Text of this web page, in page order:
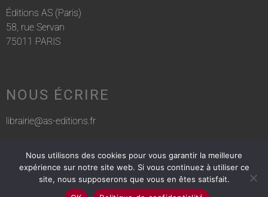
Éditions AS (Paris)
58, rue Servan
75011 PARIS
NOUS ÉCRIRE
librairie@as-editions.fr
NOUS APPELER
01 83 75 76 30
Nous utilisons des cookies pour vous garantir la meilleure
expérience sur notre site web. Si vous continuez à utiliser ce
site, nous supposerons que vous en êtes satisfait.